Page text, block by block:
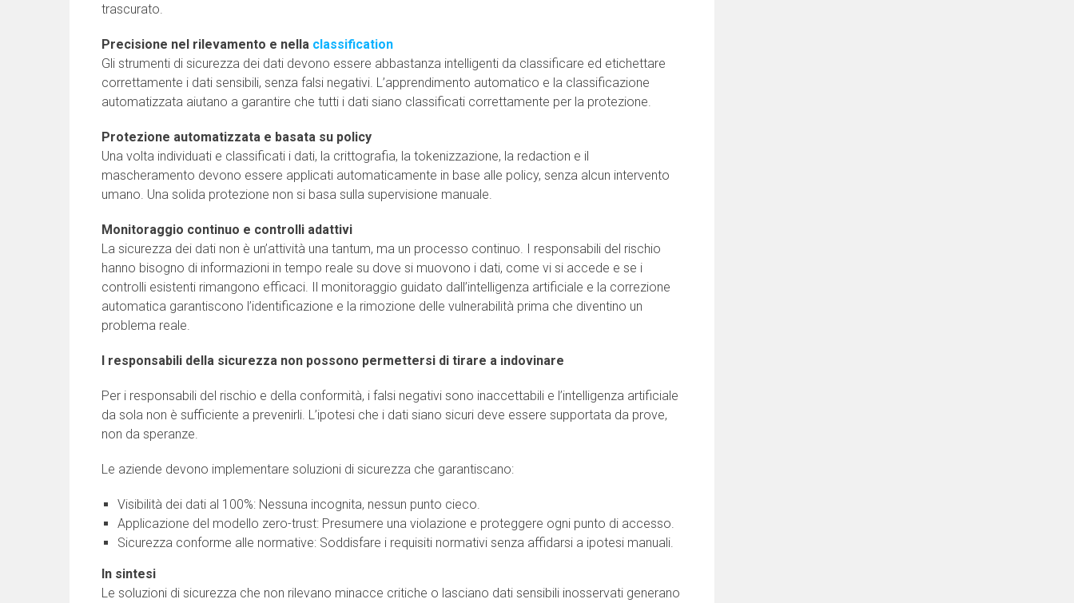
trascurato.
Precisione nel rilevamento e nella classification
Gli strumenti di sicurezza dei dati devono essere abbastanza intelligenti da classificare ed etichettare
correttamente i dati sensibili, senza falsi negativi. L’apprendimento automatico e la classificazione
automatizzata aiutano a garantire che tutti i dati siano classificati correttamente per la protezione.
Protezione automatizzata e basata su policy
Una volta individuati e classificati i dati, la crittografia, la tokenizzazione, la redaction e il
mascheramento devono essere applicati automaticamente in base alle policy, senza alcun intervento
umano. Una solida protezione non si basa sulla supervisione manuale.
Monitoraggio continuo e controlli adattivi
La sicurezza dei dati non è un’attività una tantum, ma un processo continuo. I responsabili del rischio
hanno bisogno di informazioni in tempo reale su dove si muovono i dati, come vi si accede e se i
controlli esistenti rimangono efficaci. Il monitoraggio guidato dall’intelligenza artificiale e la correzione
automatica garantiscono l’identificazione e la rimozione delle vulnerabilità prima che diventino un
problema reale.
I responsabili della sicurezza non possono permettersi di tirare a indovinare
Per i responsabili del rischio e della conformità, i falsi negativi sono inaccettabili e l’intelligenza artificiale
da sola non è sufficiente a prevenirli. L’ipotesi che i dati siano sicuri deve essere supportata da prove,
non da speranze.
Le aziende devono implementare soluzioni di sicurezza che garantiscano:
Visibilità dei dati al 100%: Nessuna incognita, nessun punto cieco.
Applicazione del modello zero-trust: Presumere una violazione e proteggere ogni punto di accesso.
Sicurezza conforme alle normative: Soddisfare i requisiti normativi senza affidarsi a ipotesi manuali.
In sintesi
Le soluzioni di sicurezza che non rilevano minacce critiche o lasciano dati sensibili inosservati generano